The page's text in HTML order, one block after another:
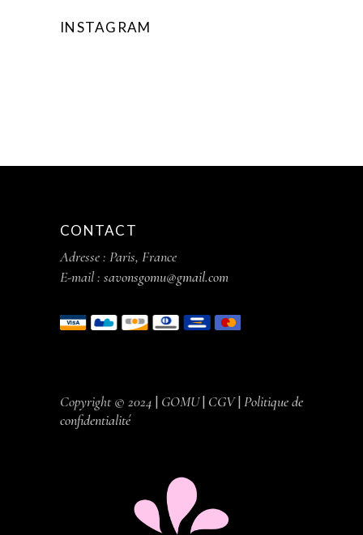
INSTAGRAM
CONTACT
Adresse : Paris, France
E-mail : savonsgomu@gmail.com
Copyright © 2024 | GOMU| CGV|Politique de
confidentialité